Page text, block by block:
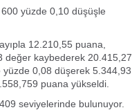
yüzde 0,10 düşüşle
12.210,55 puana,
değer kaybederek 20.415,27
0,08 düşerek 5.344,93
puana yükseldi.
seviyelerinde bulunuyor.